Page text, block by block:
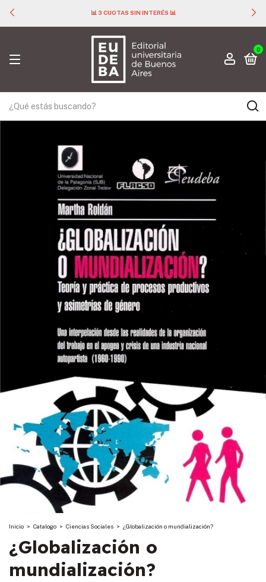
📊 3 CUOTAS SIN INTERÉS 📊
0
Inicio > Catalogo > Ciencias Sociales > ¿Globalización o mundialización?
¿Globalización o
mundialización?